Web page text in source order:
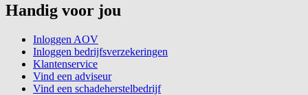
Handig voor jou
Inloggen AOV
Inloggen bedrijfsverzekeringen
Klantenservice
Vind een adviseur
Vind een schadeherstelbedrijf